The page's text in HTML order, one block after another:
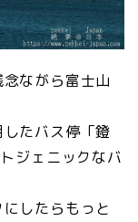
ながら富士山
たバス停「鐙
ジェニックなバ
したらもっと